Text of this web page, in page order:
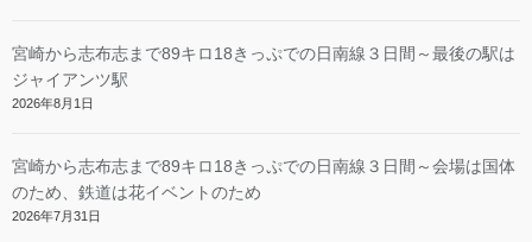
宮崎から志布志まで89キロ18きっぷでの日南線３日間～最後の駅は
ジャイアンツ駅
2026年8月1日
宮崎から志布志まで89キロ18きっぷでの日南線３日間～会場は国体
のため、鉄道は花イベントのため
2026年7月31日